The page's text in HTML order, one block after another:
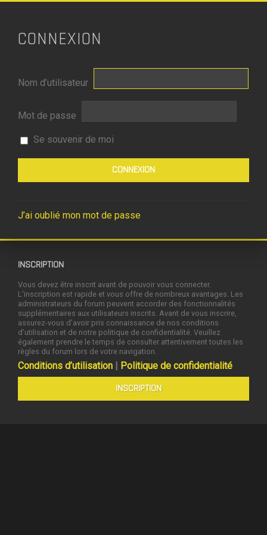
CONNEXION
Nom d’utilisateur
Mot de passe
Se souvenir de moi
J’ai oublié mon mot de passe
INSCRIPTION
Vous devez être inscrit avant de pouvoir vous connecter.
L’inscription est rapide et vous offre de nombreux avantages. Les
administrateurs du forum peuvent accorder des fonctionnalités
supplémentaires aux utilisateurs inscrits. Avant de vous inscrire,
assurez-vous d’avoir pris connaissance de nos conditions
d’utilisation et de notre politique de confidentialité. Veuillez
également prendre le temps de consulter attentivement toutes les
règles du forum lors de votre navigation.
Conditions d’utilisation | Politique de confidentialité
INSCRIPTION